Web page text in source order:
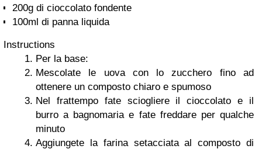
200g di cioccolato fondente
100ml di panna liquida
Instructions
Per la base:
Mescolate le uova con lo zucchero fino ad
ottenere un composto chiaro e spumoso
Nel frattempo fate sciogliere il cioccolato e il
burro a bagnomaria e fate freddare per qualche
minuto
Aggiungete la farina setacciata al composto di